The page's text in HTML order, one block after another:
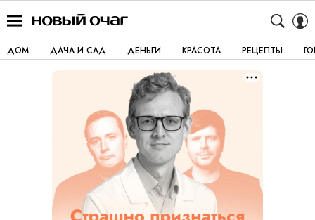
ДОМ ДАЧА И САД ДЕНЬГИ КРАСОТА РЕЦЕПТЫ